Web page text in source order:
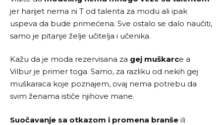
jer harijet nema ni T od talenta za modu ali ipak
uspeva da bude primećena. Sve ostalo se dalo naučiti,
samo je pitanje želje učitelja i učenika.
Kažu da je moda rezervisana za gej muškarce a
Vilbur je primer toga. Samo, za razliku od nekih gej
muškaraca koje poznajem, ovaj nema potrebu da
svim ženama ističe njihove mane.
Suočavanje sa otkazom i promena branše ili